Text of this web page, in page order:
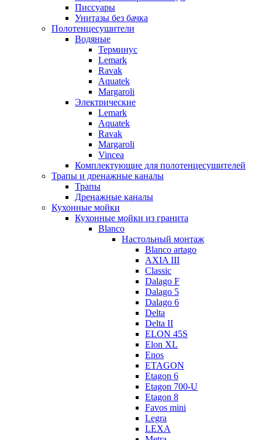
Писсуары
Унитазы без бачка
Полотенцесушители
Водяные
Терминус
Lemark
Ravak
Aquatek
Margaroli
Электрические
Lemark
Aquatek
Ravak
Margaroli
Vincea
Комплектующие для полотенцесушителей
Трапы и дренажные каналы
Трапы
Дренажные каналы
Кухонные мойки
Кухонные мойки из гранита
Blanco
Настольный монтаж
Blanco artago
AXIA III
Classic
Dalago F
Dalago 5
Dalago 6
Delta
Delta II
ELON 45S
Elon XL
Enos
ETAGON
Etagon 6
Etagon 700-U
Etagon 8
Favos mini
Legra
LEXA